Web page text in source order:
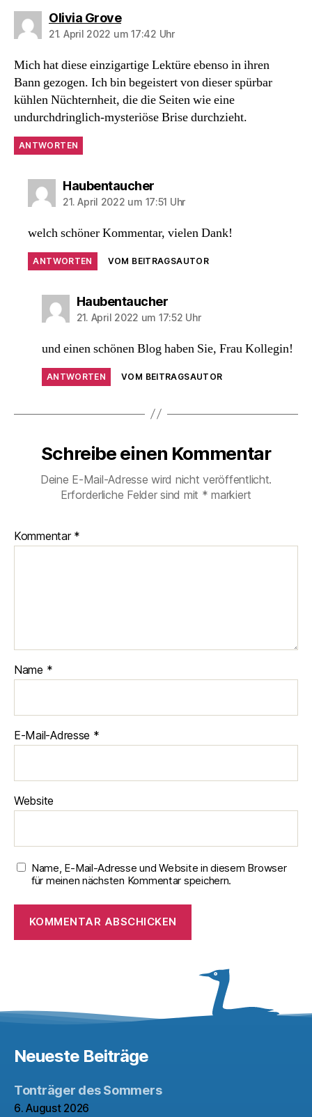
Olivia Grovesagt:
21. April 2022 um 17:42 Uhr
Mich hat diese einzigartige Lektüre ebenso in ihren
Bann gezogen. Ich bin begeistert von dieser spürbar
kühlen Nüchternheit, die die Seiten wie eine
undurchdringlich-mysteriöse Brise durchzieht.
ANTWORTEN
Haubentauchersagt:
21. April 2022 um 17:51 Uhr
welch schöner Kommentar, vielen Dank!
ANTWORTEN VOM BEITRAGSAUTOR
Haubentauchersagt:
21. April 2022 um 17:52 Uhr
und einen schönen Blog haben Sie, Frau Kollegin!
ANTWORTEN VOM BEITRAGSAUTOR
Schreibe einen Kommentar
Deine E-Mail-Adresse wird nicht veröffentlicht.
Erforderliche Felder sind mit * markiert
Kommentar *
Name *
E-Mail-Adresse *
Website
Name, E-Mail-Adresse und Website in diesem Browser
für meinen nächsten Kommentar speichern.
Neueste Beiträge
Tonträger des Sommers
6. August 2026